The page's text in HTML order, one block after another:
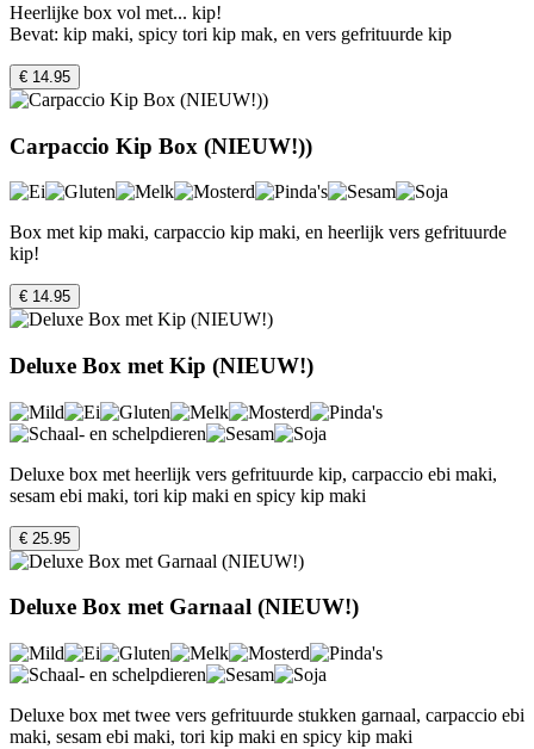
Heerlijke box vol met... kip!
Bevat: kip maki, spicy tori kip mak, en vers gefrituurde kip
€ 14.95
Carpaccio Kip Box (NIEUW!))
Box met kip maki, carpaccio kip maki, en heerlijk vers gefrituurde
kip!
€ 14.95
Deluxe Box met Kip (NIEUW!)
Deluxe box met heerlijk vers gefrituurde kip, carpaccio ebi maki,
sesam ebi maki, tori kip maki en spicy kip maki
€ 25.95
Deluxe Box met Garnaal (NIEUW!)
Deluxe box met twee vers gefrituurde stukken garnaal, carpaccio ebi
maki, sesam ebi maki, tori kip maki en spicy kip maki